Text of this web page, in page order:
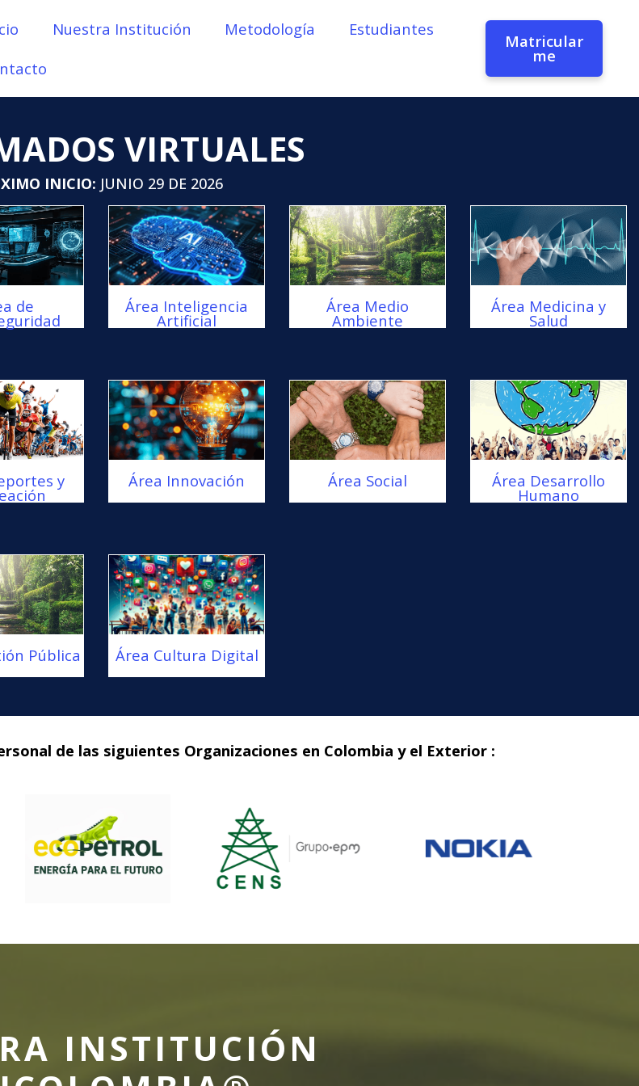
Nuestra Institución Metodología
Estudiantes
Matricular
me
VIRTUALES
INICIO: JUNIO 29 DE 2026
de Área Inteligencia
Artificial
Área Medio
Ambiente
Área Medicina y
Salud
y Área Innovación Área Social Área Desarrollo
Humano
Pública Área Cultura Digital
de las siguientes Organizaciones en Colombia y el Exterior :
INSTITUCIÓN